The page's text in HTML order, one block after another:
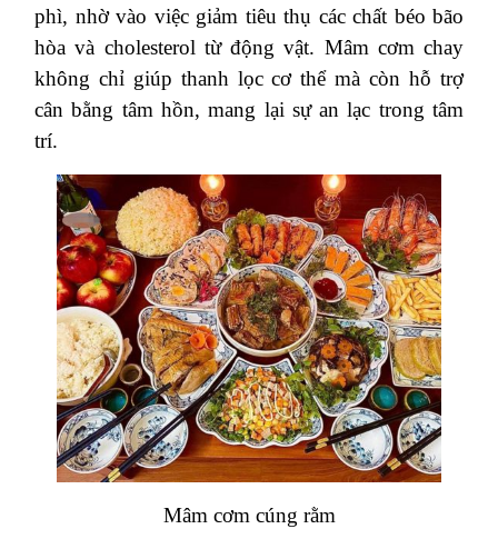
phì, nhờ vào việc giảm tiêu thụ các chất béo bão
hòa và cholesterol từ động vật. Mâm cơm chay
không chỉ giúp thanh lọc cơ thể mà còn hỗ trợ
cân bằng tâm hồn, mang lại sự an lạc trong tâm
trí.
Mâm cơm cúng rằm